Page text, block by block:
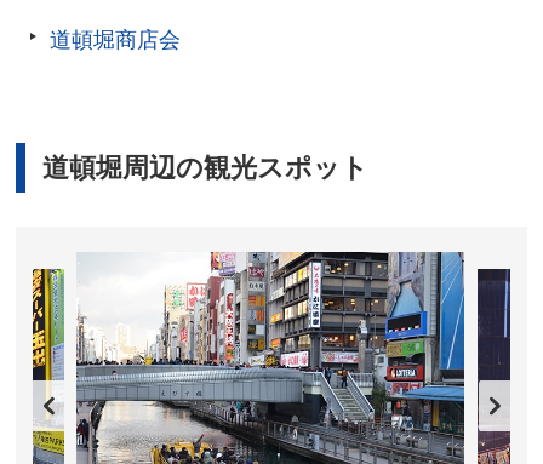
道頓堀商店会
道頓堀周辺の観光スポット